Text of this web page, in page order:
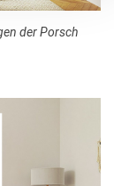
der Porsch